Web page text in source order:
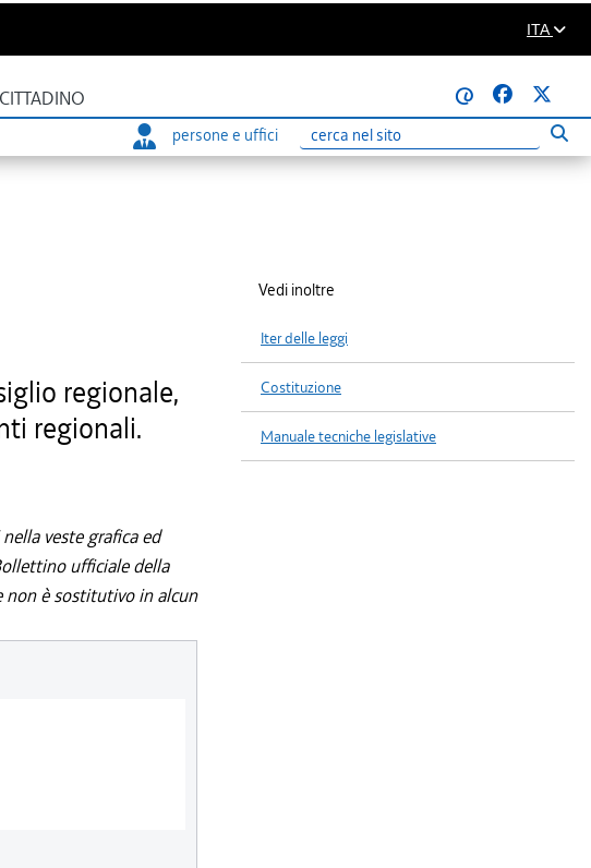
ITA
@
persone e uffici
Ricerca
regionale,
regionali.
veste grafica ed
ufficiale della
non è sostitutivo in alcun
Vedi inoltre
Iter delle leggi
Costituzione
Manuale tecniche legislative